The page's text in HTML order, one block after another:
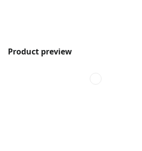
Product preview